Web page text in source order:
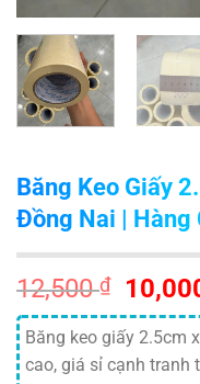
Băng Keo Giấy
Đồng Nai | Hàng
12,500₫
Giá
gốc
là:
Băng keo giấy 2.5cm
cao, giá sỉ cạnh tranh